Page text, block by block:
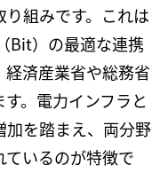
り組みです。これは
Bit）の最適な連携
済産業省や総務省
。電力インフラと
加を踏まえ、両分野
いるのが特徴で